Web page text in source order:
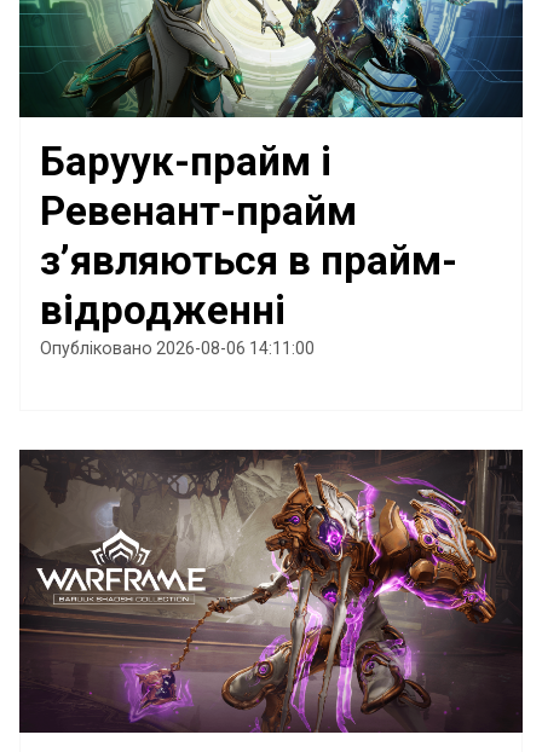
Баруук-прайм і
Ревенант-прайм
з’являються в прайм-
відродженні
Опубліковано 2026-08-06 14:11:00